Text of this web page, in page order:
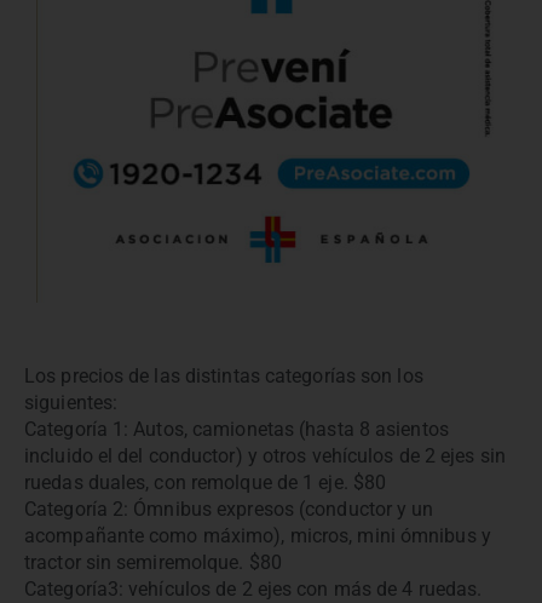
Los precios de las distintas categorías son los
siguientes:
Categoría 1: Autos, camionetas (hasta 8 asientos
incluido el del conductor) y otros vehículos de 2 ejes sin
ruedas duales, con remolque de 1 eje. $80
Categoría 2: Ómnibus expresos (conductor y un
acompañante como máximo), micros, mini ómnibus y
tractor sin semiremolque. $80
Categoría3: vehículos de 2 ejes con más de 4 ruedas.